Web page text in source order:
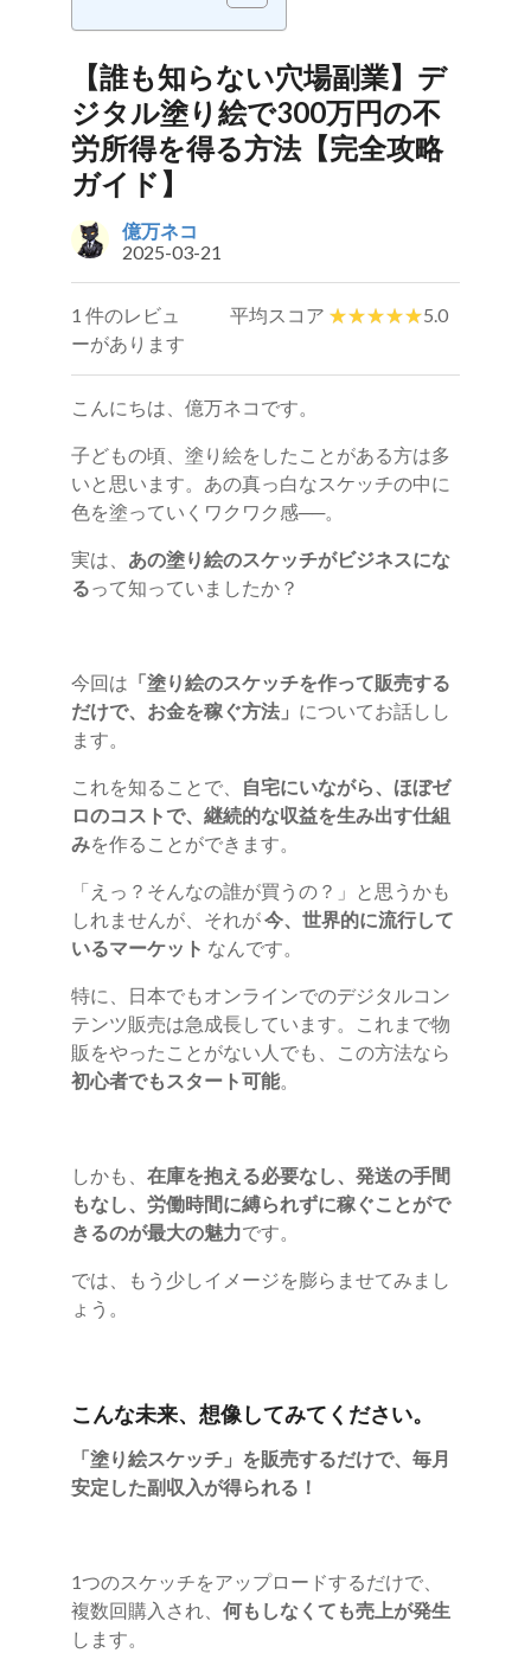
【誰も知らない穴場副業】デ
ジタル塗り絵で300万円の不
労所得を得る方法【完全攻略
ガイド】
億万ネコ
2025-03-21
1 件のレビュ
ーがあります
平均スコア 5.0
こんにちは、億万ネコです。
子どもの頃、塗り絵をしたことがある方は多
いと思います。あの真っ白なスケッチの中に
色を塗っていくワクワク感──。
実は、 あの塗り絵のスケッチがビジネスにな
るって知っていましたか？
今回は 「塗り絵のスケッチを作って販売する
だけで、お金を稼ぐ方法」 についてお話しし
ます。
これを知ることで、
自宅にいながら、ほぼゼ
ロのコストで、継続的な収益を生み出す仕組
みを作ることができます。
「えっ？そんなの誰が買うの？」と思うかも
しれませんが、それが今、世界的に流行して
いるマーケット なんです。
特に、日本でもオンラインでのデジタルコン
テンツ販売は急成長しています。これまで物
販をやったことがない人でも、この方法なら
初心者でもスタート可能。
しかも、 在庫を抱える必要なし、発送の手間
もなし、労働時間に縛られずに稼ぐことがで
きるのが最大の魅力です。
では、もう少しイメージを膨らませてみまし
ょう。
こんな未来、想像してみてください。
「塗り絵スケッチ」を販売するだけで、毎月
安定した副収入が得られる！
1つのスケッチをアップロードするだけで、
複数回購入され、 何もしなくても売上が発生
します。